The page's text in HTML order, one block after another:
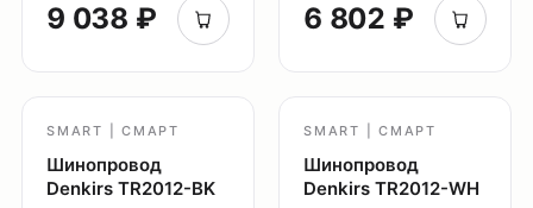
9 038 ₽ 6 802 ₽
SMART | СМАРТ
Шинопровод
Denkirs TR2012-BK
SMART | СМАРТ
Шинопровод
Denkirs TR2012-WH
Контакты
Дизайнерам
Сотрудничество